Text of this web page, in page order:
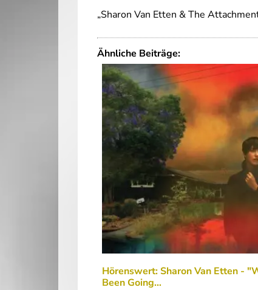
„Sharon Van Etten & The
Ähnliche Beiträge:
Hörenswert: Sharon Van Etten -
Been Going…